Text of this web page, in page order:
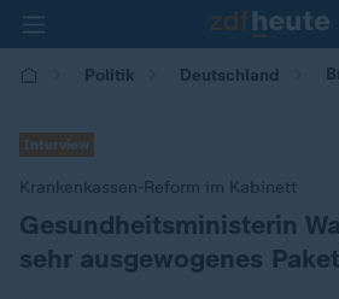
Politik Deutschland
Interview
Krankenkassen-Reform im Kabinett
:
Gesundheitsministerin
sehr ausgewogenes